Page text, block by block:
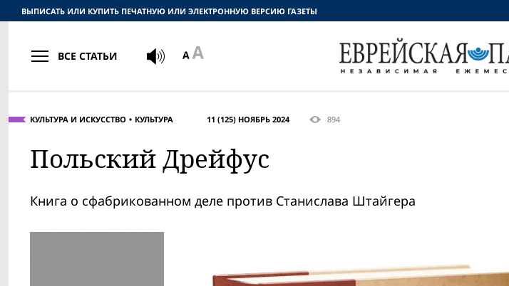
КУЛЬТУРА И ИСКУССТВО КУЛЬТУРА 11 (125) НОЯБРЬ 2024 894
Польский Дрейфус
Книга о сфабрикованном деле против Станислава Штайгера
ВЫПИСАТЬ ИЛИ КУПИТЬ ПЕЧАТНУЮ ИЛИ ЭЛЕКТРОННУЮ ВЕРСИЮ ГАЗЕТЫ
ВСЕ СТАТЬИ